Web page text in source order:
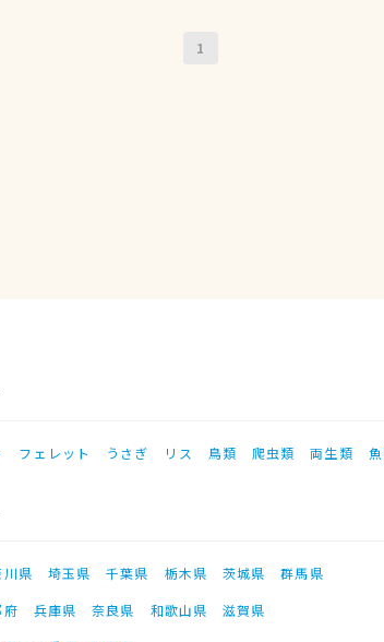
1
フェレット うさぎ リス 鳥類 爬虫類 両生類
川県 埼玉県 千葉県 栃木県 茨城県
群馬県
府 兵庫県 奈良県 和歌山県
滋賀県